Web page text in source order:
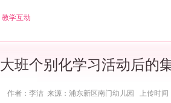
教学互动
大班个别化学习活动后的
作者：李洁 来源：浦东新区南门幼儿园 上传时间